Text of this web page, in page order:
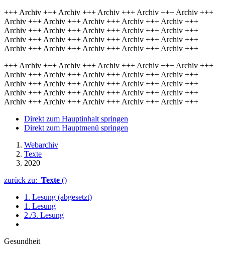
+++ Archiv +++ Archiv +++ Archiv +++ Archiv +++ Archiv +++
Archiv +++ Archiv +++ Archiv +++ Archiv +++ Archiv +++
Archiv +++ Archiv +++ Archiv +++ Archiv +++ Archiv +++
Archiv +++ Archiv +++ Archiv +++ Archiv +++ Archiv +++
Archiv +++ Archiv +++ Archiv +++ Archiv +++ Archiv +++
+++ Archiv +++ Archiv +++ Archiv +++ Archiv +++ Archiv +++
Archiv +++ Archiv +++ Archiv +++ Archiv +++ Archiv +++
Archiv +++ Archiv +++ Archiv +++ Archiv +++ Archiv +++
Archiv +++ Archiv +++ Archiv +++ Archiv +++ Archiv +++
Archiv +++ Archiv +++ Archiv +++ Archiv +++ Archiv +++
Direkt zum Hauptinhalt springen
Direkt zum Hauptmenü springen
Webarchiv
Texte
2020
zurück zu: Texte ()
1. Lesung (abgesetzt)
1. Lesung
2./3. Lesung
Gesundheit